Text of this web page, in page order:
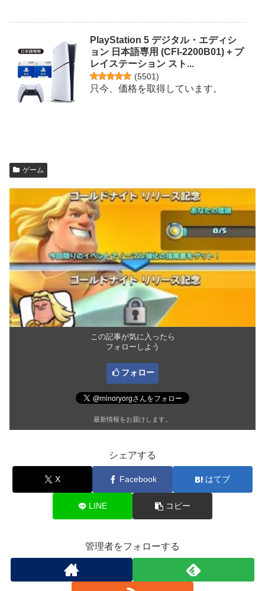
PlayStation 5 デジタル・エディシ
ョン 日本語専用 (CFI-2200B01) + プ
レイステーション スト...
(5501)
只今、価格を取得しています。
ゲーム
この記事が気に入ったら
フォローしよう
フォロー
最新情報をお届けします。
シェアする
X Facebook はてブ
LINE コピー
管理者をフォローする